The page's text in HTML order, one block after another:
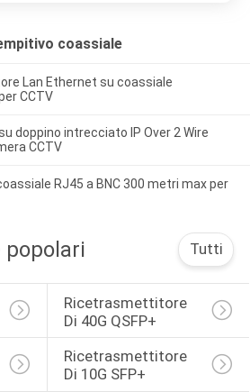
coassiale
Lan Ethernet su coassiale
CCTV
doppino intrecciato IP Over 2 Wire
CCTV
RJ45 a BNC 300 metri max per
popolari Tutti
Ricetrasmettitore
Di 40G QSFP+
Ricetrasmettitore
Di 10G SFP+